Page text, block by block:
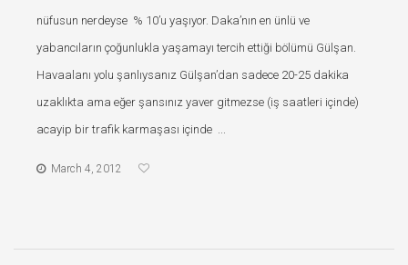
nüfusun nerdeyse % 10’u yaşıyor. Daka’nın en ünlü ve
yabancıların çoğunlukla yaşamayı tercih ettiği bölümü Gülşan.
Havaalanı yolu şanlıysanız Gülşan’dan sadece 20-25 dakika
uzaklıkta ama eğer şansınız yaver gitmezse (iş saatleri içinde)
acayip bir trafik karmaşası içinde ...
March 4, 2012